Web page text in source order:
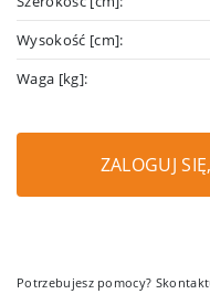
Wysokość [cm]:
Waga [kg]:
ZALOGUJ
Potrzebujesz pomocy?